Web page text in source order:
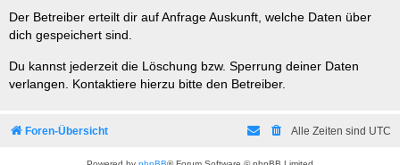
Der Betreiber erteilt dir auf Anfrage Auskunft, welche Daten über
dich gespeichert sind.
Du kannst jederzeit die Löschung bzw. Sperrung deiner Daten
verlangen. Kontaktiere hierzu bitte den Betreiber.
Foren-Übersicht Alle Zeiten sind UTC